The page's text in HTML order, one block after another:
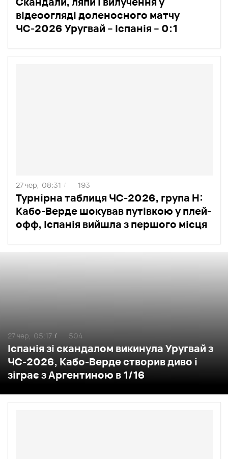
відеоогляді доленосного матчу
ЧС-2026 Уругвай – Іспанія – 0:1
Турнірна таблиця ЧС-2026, група Н:
Кабо-Верде шокував путівкою у плей-
офф, Іспанія вийшла з першого місця
27 чер, 08:31 / 193
Іспанія зі скандалом викинула Уругвай з
ЧС-2026, Кабо-Верде створив диво і
зіграє з Аргентиною в 1/16
27 чер, 05:17 / 504